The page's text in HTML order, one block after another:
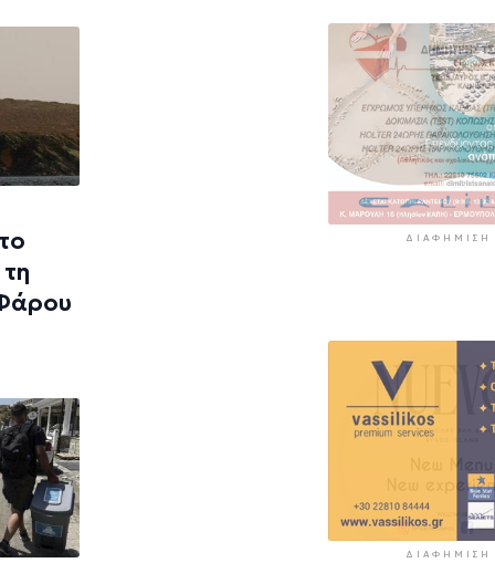
«Στάχτη»
στρέμματα
καλοκαίρι
12 ώρες 33 λεπτά
ΔΙΑΦΉΜΙΣΗ
ΔΙΑΦΉΜΙΣΗ